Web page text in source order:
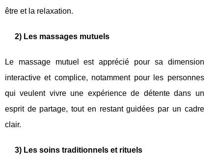
être et la relaxation.
2) Les massages mutuels
Le massage mutuel est apprécié pour sa dimension
interactive et complice, notamment pour les personnes
qui veulent vivre une expérience de détente dans un
esprit de partage, tout en restant guidées par un cadre
clair.
3) Les soins traditionnels et rituels